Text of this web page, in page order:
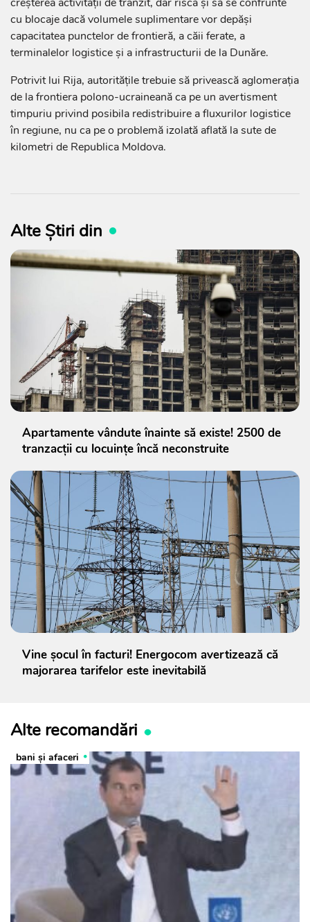
cu blocaje dacă volumele suplimentare vor depăși
capacitatea punctelor de frontieră, a căii ferate, a
terminalelor logistice și a infrastructurii de la Dunăre.
Potrivit lui Rija, autoritățile trebuie să privească aglomerația
de la frontiera polono-ucraineană ca pe un avertisment
timpuriu privind posibila redistribuire a fluxurilor logistice
în regiune, nu ca pe o problemă izolată aflată la sute de
kilometri de Republica Moldova.
Alte Știri din
Apartamente vândute înainte să existe! 2500 de
tranzacții cu locuințe încă neconstruite
Vine șocul în facturi! Energocom avertizează că
majorarea tarifelor este inevitabilă
Alte recomandări
bani și afaceri